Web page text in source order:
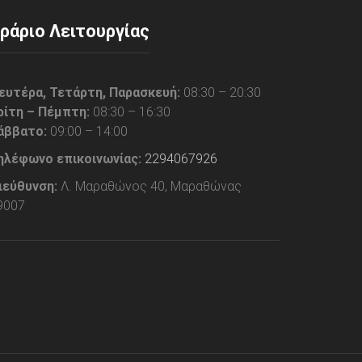
Λειτουργίας
Τετάρτη, Παρασκευή: 08:30 – 20:30
– Πέμπτη: 08:30 – 16:30
09:00 – 14:00
επικοινωνίας: 2294067926
Λ. Μαραθώνος 40, Μαραθώνας